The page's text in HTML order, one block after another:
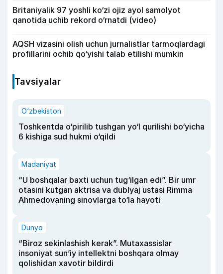
Britaniyalik 97 yoshli ko‘zi ojiz ayol samolyot
qanotida uchib rekord o‘rnatdi (video)
AQSH vizasini olish uchun jurnalistlar tarmoqlardagi
profillarini ochib qo‘yishi talab etilishi mumkin
Tavsiyalar
O‘zbekiston
Toshkentda o‘pirilib tushgan yo‘l qurilishi bo‘yicha
6 kishiga sud hukmi o‘qildi
Madaniyat
“U boshqalar baxti uchun tug‘ilgan edi”. Bir umr
otasini kutgan aktrisa va dublyaj ustasi Rimma
Ahmedovaning sinovlarga to‘la hayoti
Dunyo
“Biroz sekinlashish kerak”. Mutaxassislar
insoniyat sun’iy intellektni boshqara olmay
qolishidan xavotir bildirdi